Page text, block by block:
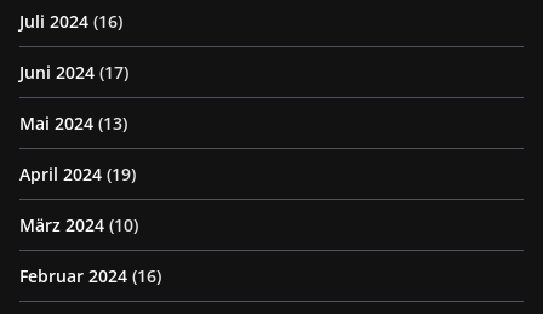
Juli 2024 (16)
Juni 2024 (17)
Mai 2024 (13)
April 2024 (19)
März 2024 (10)
Februar 2024 (16)